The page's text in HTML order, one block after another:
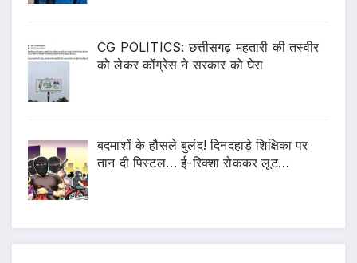
CG POLITICS: छत्तीसगढ़ महतारी की तस्वीर
को लेकर कोंग्रेस ने सरकार को घेरा
बदमाशों के हौसले बुलंद! दिनदहाड़े शिक्षिका पर
तान दी पिस्टल… ई-रिक्शा रोककर लूट…